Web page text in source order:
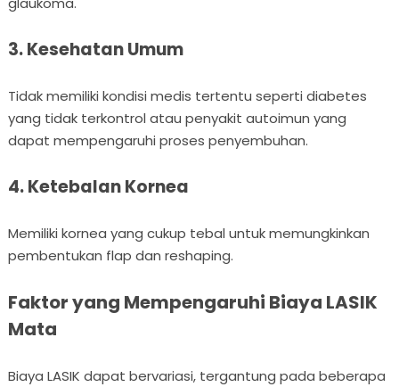
3. Kesehatan Umum
Tidak memiliki kondisi medis tertentu seperti diabetes
yang tidak terkontrol atau penyakit autoimun yang
dapat mempengaruhi proses penyembuhan.
4. Ketebalan Kornea
Memiliki kornea yang cukup tebal untuk memungkinkan
pembentukan flap dan reshaping.
Faktor yang Mempengaruhi Biaya LASIK
Mata
Biaya LASIK dapat bervariasi, tergantung pada beberapa